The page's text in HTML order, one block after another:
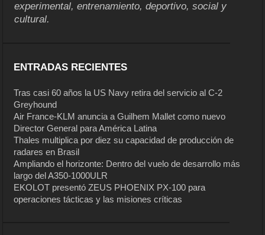
experimental, entrenamiento, deportivo, social y
cultural.
ENTRADAS RECIENTES
Tras casi 60 años la US Navy retira del servicio al C-2
Greyhound
Air France-KLM anuncia a Guilhem Mallet como nuevo
Director General para América Latina
Thales multiplica por diez su capacidad de producción de
radares en Brasil
Ampliando el horizonte: Dentro del vuelo de desarrollo más
largo del A350-1000ULR
EKOLOT presentó ZEUS PHOENIX PX-100 para
operaciones tácticas y las misiones críticas